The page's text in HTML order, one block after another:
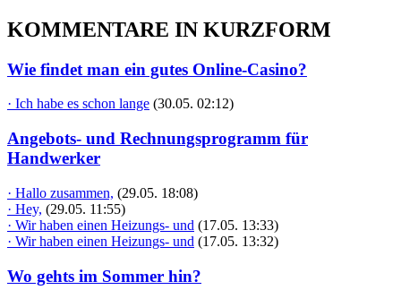
KOMMENTARE IN KURZFORM
Wie findet man ein gutes Online-Casino?
· Ich habe es schon lange (30.05. 02:12)
Angebots- und Rechnungsprogramm für
Handwerker
· Hallo zusammen, (29.05. 18:08)
· Hey, (29.05. 11:55)
· Wir haben einen Heizungs- und (17.05. 13:33)
· Wir haben einen Heizungs- und (17.05. 13:32)
Wo gehts im Sommer hin?